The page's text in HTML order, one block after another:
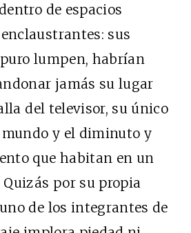
de espacios
sus
lumpen, habrían
jamás su lugar
del televisor, su único
y el diminuto y
que habitan en un
por su propia
de los integrantes de